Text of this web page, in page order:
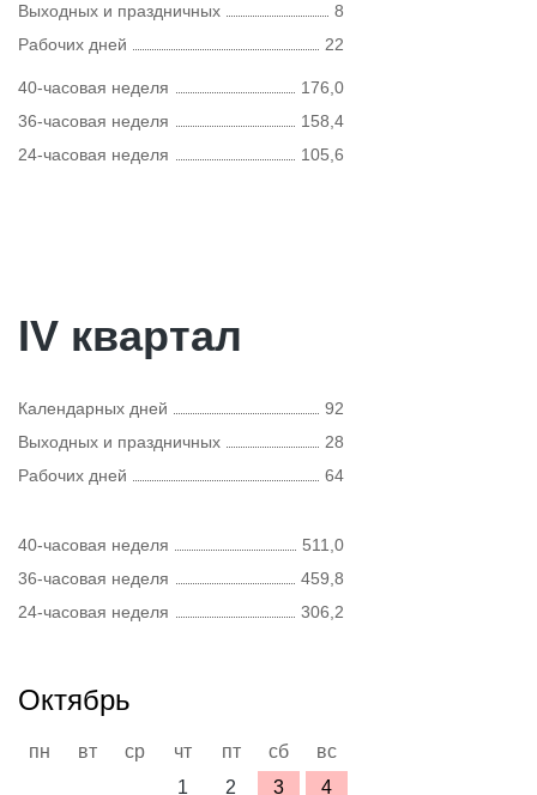
Выходных и праздничных
8
Рабочих дней
22
40-часовая неделя
176,0
36-часовая неделя
158,4
24-часовая неделя
105,6
IV квартал
Календарных дней
92
Выходных и праздничных
28
Рабочих дней
64
40-часовая неделя
511,0
36-часовая неделя
459,8
24-часовая неделя
306,2
Октябрь
пн вт ср чт пт сб
вс
1
2 3
4